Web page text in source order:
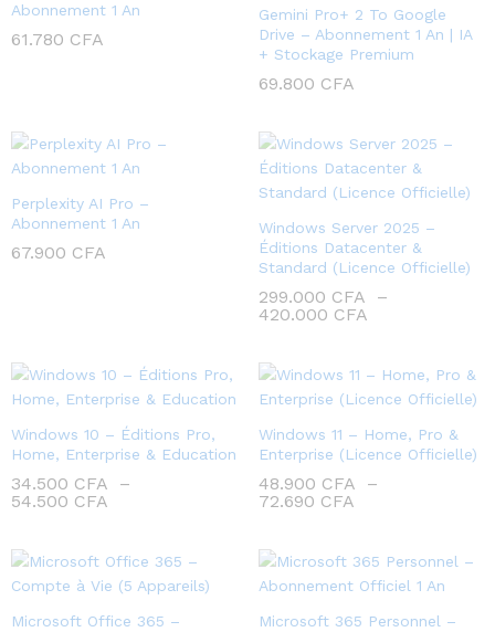
Abonnement 1 An
61.780 CFA
Gemini Pro+ 2 To Google
Drive – Abonnement 1 An | IA
+ Stockage Premium
69.800 CFA
Perplexity AI Pro –
Abonnement 1 An
67.900 CFA
Windows Server 2025 –
Éditions Datacenter &
Standard (Licence Officielle)
299.000 CFA
–
420.000 CFA
Windows 10 – Éditions Pro,
Home, Enterprise & Education
34.500 CFA
–
54.500 CFA
Windows 11 – Home, Pro &
Enterprise (Licence Officielle)
48.900 CFA
–
72.690 CFA
Microsoft Office 365 – Microsoft 365 Personnel –